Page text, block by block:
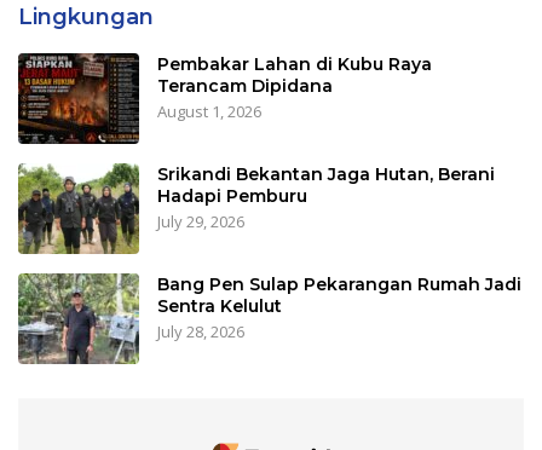
Lingkungan
Pembakar Lahan di Kubu Raya
Terancam Dipidana
August 1, 2026
Srikandi Bekantan Jaga Hutan, Berani
Hadapi Pemburu
July 29, 2026
Bang Pen Sulap Pekarangan Rumah Jadi
Sentra Kelulut
July 28, 2026